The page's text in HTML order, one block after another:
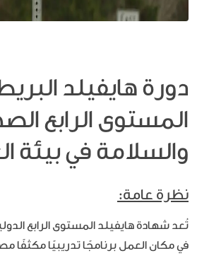
دورة هايفيلد
المستوى الرابع
والسلامة في بيئة
نظرة عامة:
تُعد شهادة هايفيلد المستوى الرابع
في مكان العمل برنامجًا تدريبيًا